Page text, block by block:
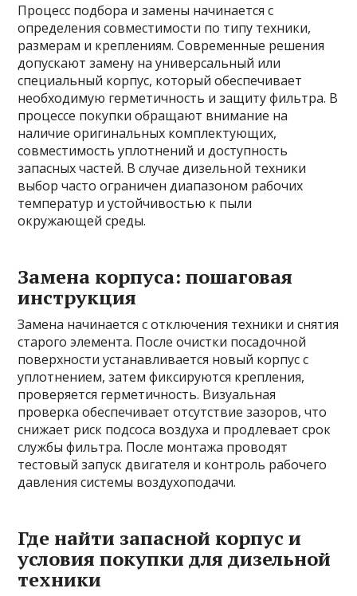
Процесс подбора и замены начинается с
определения совместимости по типу техники,
размерам и креплениям. Современные решения
допускают замену на универсальный или
специальный корпус, который обеспечивает
необходимую герметичность и защиту фильтра. В
процессе покупки обращают внимание на
наличие оригинальных комплектующих,
совместимость уплотнений и доступность
запасных частей. В случае дизельной техники
выбор часто ограничен диапазоном рабочих
температур и устойчивостью к пыли
окружающей среды.
Замена корпуса: пошаговая
инструкция
Замена начинается с отключения техники и снятия
старого элемента. После очистки посадочной
поверхности устанавливается новый корпус с
уплотнением, затем фиксируются крепления,
проверяется герметичность. Визуальная
проверка обеспечивает отсутствие зазоров, что
снижает риск подсоса воздуха и продлевает срок
службы фильтра. После монтажа проводят
тестовый запуск двигателя и контроль рабочего
давления системы воздухоподачи.
Где найти запасной корпус и
условия покупки для дизельной
техники